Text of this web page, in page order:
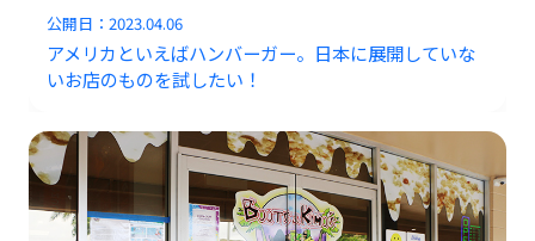
公開日：2023.04.06
アメリカといえばハンバーガー。日本に展開していな
いお店のものを試したい！